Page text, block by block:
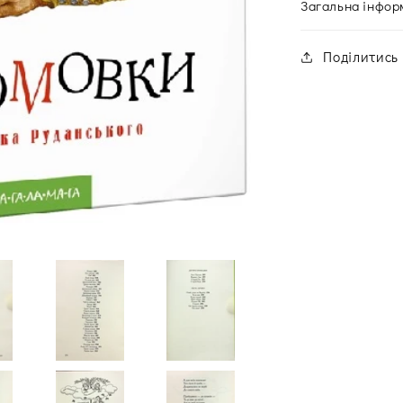
Загальна
Поділитись